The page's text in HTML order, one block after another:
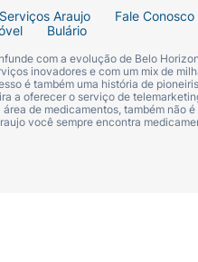
do animal. Não
..............................
Serviços Araujo
Fale Conosco
Bulário
com a evolução de Belo
inovadores e com um mix de
é também uma história de
a oferecer o serviço de
de medicamentos, também não
você sempre encontra